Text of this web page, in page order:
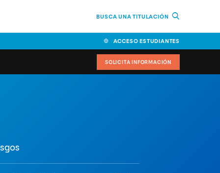
BUSCA UNA TITULACIÓN
ACCESO ESTUDIANTES
SOLICITA INFORMACIÓN